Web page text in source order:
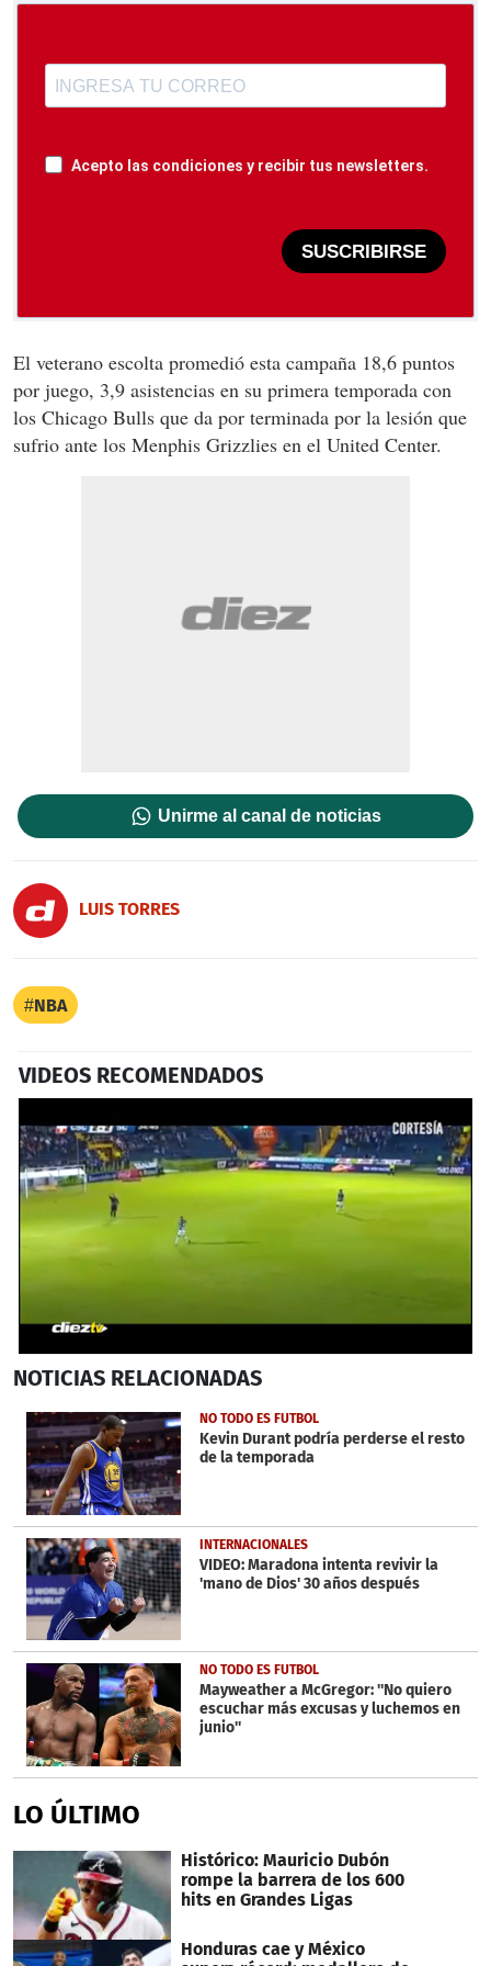
Acepto las condiciones y recibir tus newsletters.
SUSCRIBIRSE
El veterano escolta promedió esta campaña 18,6 puntos
por juego, 3,9 asistencias en su primera temporada con
los Chicago Bulls que da por terminada por la lesión que
sufrio ante los Menphis Grizzlies en el United Center.
Unirme al canal de noticias
LUIS TORRES
NBA
VIDEOS RECOMENDADOS
seconds
56
seconds
NOTICIAS RELACIONADAS
NO TODO ES FUTBOL
Kevin Durant podría perderse el resto
de la temporada
INTERNACIONALES
VIDEO: Maradona intenta revivir la
'mano de Dios' 30 años después
NO TODO ES FUTBOL
Mayweather a McGregor: ''No quiero
escuchar más excusas y luchemos en
junio''
LO ÚLTIMO
Histórico: Mauricio Dubón
rompe la barrera de los 600
hits en Grandes Ligas
Honduras cae y México